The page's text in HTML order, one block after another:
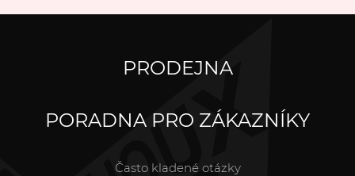
PRODEJNA
PORADNA PRO ZÁKAZNÍKY
Často kladené otázky